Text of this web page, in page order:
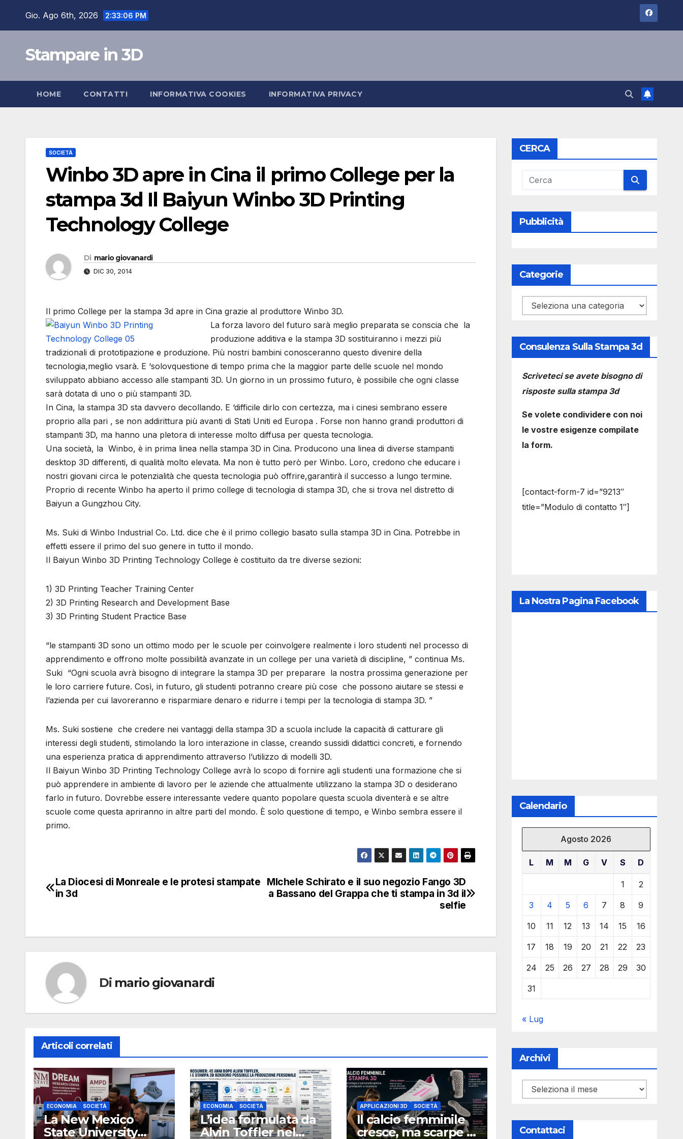
Gio. Ago 6th, 2026 2:33:07 PM
Stampare in 3D
HOME CONTATTI INFORMATIVA COOKIES INFORMATIVA PRIVACY
SOCIETÀ
Winbo 3D apre in Cina il primo College per la
stampa 3d Il Baiyun Winbo 3D Printing
Technology College
Di mario giovanardi
DIC 30, 2014
Il primo College per la stampa 3d apre in Cina grazie al produttore Winbo 3D.
La forza lavoro del futuro sarà meglio preparata se conscia che la
produzione additiva e la stampa 3D sostituiranno i mezzi più
tradizionali di prototipazione e produzione. Più nostri bambini conosceranno questo divenire della
tecnologia,meglio vsarà. E ‘solovquestione di tempo prima che la maggior parte delle scuole nel mondo
sviluppato abbiano accesso alle stampanti 3D. Un giorno in un prossimo futuro, è possibile che ogni classe
sarà dotata di uno o più stampanti 3D.
In Cina, la stampa 3D sta davvero decollando. E ‘difficile dirlo con certezza, ma i cinesi sembrano essere
proprio alla pari , se non addirittura più avanti di Stati Uniti ed Europa . Forse non hanno grandi produttori di
stampanti 3D, ma hanno una pletora di interesse molto diffusa per questa tecnologia.
Una società, la Winbo, è in prima linea nella stampa 3D in Cina. Producono una linea di diverse stampanti
desktop 3D differenti, di qualità molto elevata. Ma non è tutto però per Winbo. Loro, credono che educare i
nostri giovani circa le potenzialità che questa tecnologia può offrire,garantirà il successo a lungo termine.
Proprio di recente Winbo ha aperto il primo college di tecnologia di stampa 3D, che si trova nel distretto di
Baiyun a Gungzhou City.
Ms. Suki di Winbo Industrial Co. Ltd. dice che è il primo collegio basato sulla stampa 3D in Cina. Potrebbe in
effetti essere il primo del suo genere in tutto il mondo.
Il Baiyun Winbo 3D Printing Technology College è costituito da tre diverse sezioni:
1) 3D Printing Teacher Training Center
2) 3D Printing Research and Development Base
3) 3D Printing Student Practice Base
“le stampanti 3D sono un ottimo modo per le scuole per coinvolgere realmente i loro studenti nel processo di
apprendimento e offrono molte possibilità avanzate in un college per una varietà di discipline, ” continua Ms.
Suki “Ogni scuola avrà bisogno di integrare la stampa 3D per preparare la nostra prossima generazione per
le loro carriere future. Così, in futuro, gli studenti potranno creare più cose che possono aiutare se stessi e
l’azienda per cui lavoreranno e risparmiare denaro e ridurre i tempi per la tecnologia di stampa 3D. ”
Ms. Suki sostiene che credere nei vantaggi della stampa 3D a scuola include la capacità di catturare gli
interessi degli studenti, stimolando la loro interazione in classe, creando sussidi didattici concreti, e fornendo
una esperienza pratica di apprendimento attraverso l’utilizzo di modelli 3D.
Il Baiyun Winbo 3D Printing Technology College avrà lo scopo di fornire agli studenti una formazione che si
può apprendere in ambiente di lavoro per le aziende che attualmente utilizzano la stampa 3D o desiderano
farlo in futuro. Dovrebbe essere interessante vedere quanto popolare questa scuola diventerà e se altre
scuole come questa apriranno in altre parti del mondo. È solo questione di tempo, e Winbo sembra essere il
primo.
Navigazione
MIchele Schirato e il suo negozio Fango 3D
a Bassano del Grappa che ti stampa in 3d il
selfie
La Diocesi di Monreale e le protesi stampate
in 3d
Di mario giovanardi
Articoli correlati
ECONOMIA SOCIETÀ
La New Mexico
State University
ECONOMIA SOCIETÀ
L’idea formulata da
Alvin Toffler nel
APPLICAZIONI 3D SOCIETÀ
Il calcio femminile
cresce, ma scarpe e
CERCA
Pubblicità
Categorie
Categorie
Consulenza Sulla Stampa 3d
Scriveteci se avete bisogno di
risposte sulla stampa 3d
Se volete condividere con noi
le vostre esigenze compilate
la form.
[contact-form-7 id=”9213″
title=”Modulo di contatto 1″]
La Nostra Pagina Facebook
Calendario
Agosto 2026
L M M G V S D
1 2
3 4 5 6 7 8 9
10 11 12 13 14 15 16
17 18 19 20 21 22 23
24 25 26 27 28 29 30
31
« Lug
Archivi
Archivi
Contattaci